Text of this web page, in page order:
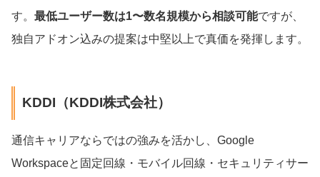
す。 最低ユーザー数は1〜数名規模から相談可能ですが、
独自アドオン込みの提案は中堅以上で真価を発揮します。
KDDI（KDDI株式会社）
通信キャリアならではの強みを活かし、Google
Workspaceと固定回線・モバイル回線・セキュリティサー